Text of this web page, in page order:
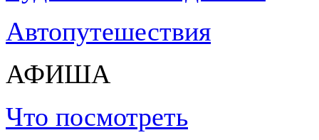
Автопутешествия
АФИША
Что посмотреть